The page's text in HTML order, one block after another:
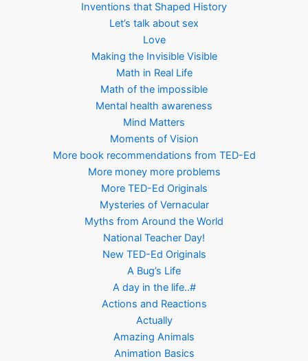
Inventions that Shaped History
Let’s talk about sex
Love
Making the Invisible Visible
Math in Real Life
Math of the impossible
Mental health awareness
Mind Matters
Moments of Vision
More book recommendations from TED-Ed
More money more problems
More TED-Ed Originals
Mysteries of Vernacular
Myths from Around the World
National Teacher Day!
New TED-Ed Originals
A Bug’s Life
A day in the life..#
Actions and Reactions
Actually
Amazing Animals
Animation Basics